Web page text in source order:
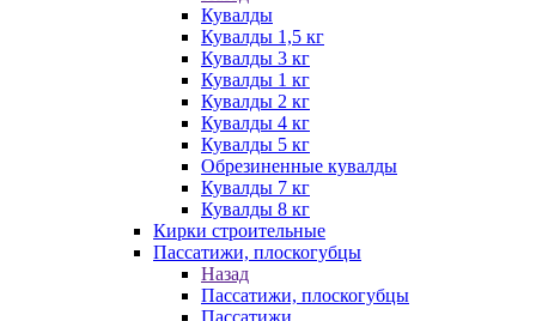
Кувалды
Кувалды 1,5 кг
Кувалды 3 кг
Кувалды 1 кг
Кувалды 2 кг
Кувалды 4 кг
Кувалды 5 кг
Обрезиненные кувалды
Кувалды 7 кг
Кувалды 8 кг
Кирки строительные
Пассатижи, плоскогубцы
Назад
Пассатижи, плоскогубцы
Пассатижи